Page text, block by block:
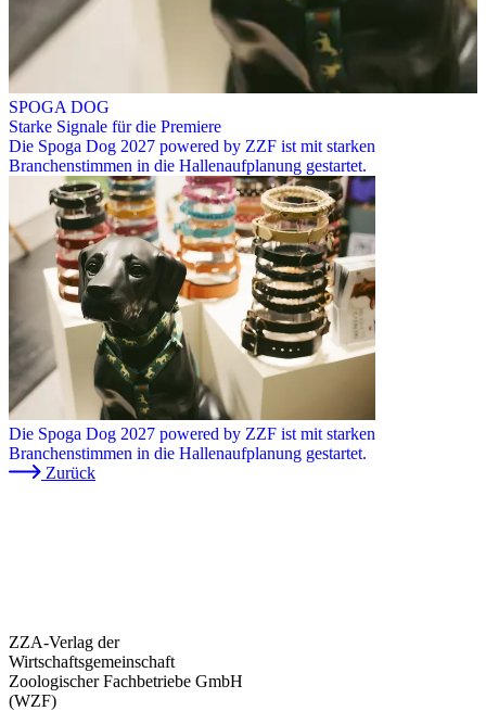
SPOGA DOG
Starke Signale für die Premiere
Die Spoga Dog 2027 powered by ZZF ist mit starken
Branchenstimmen in die Hallenaufplanung gestartet.
Die Spoga Dog 2027 powered by ZZF ist mit starken
Branchenstimmen in die Hallenaufplanung gestartet.
Zurück
ZZA-Verlag der
Wirtschaftsgemeinschaft
Zoologischer Fachbetriebe GmbH
(WZF)